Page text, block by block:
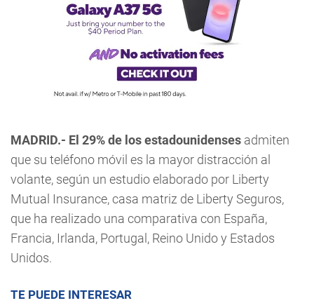
MADRID.- El 29% de los estadounidenses admiten
que su teléfono móvil es la mayor distracción al
volante, según un estudio elaborado por Liberty
Mutual Insurance, casa matriz de Liberty Seguros,
que ha realizado una comparativa con España,
Francia, Irlanda, Portugal, Reino Unido y Estados
Unidos.
TE PUEDE INTERESAR